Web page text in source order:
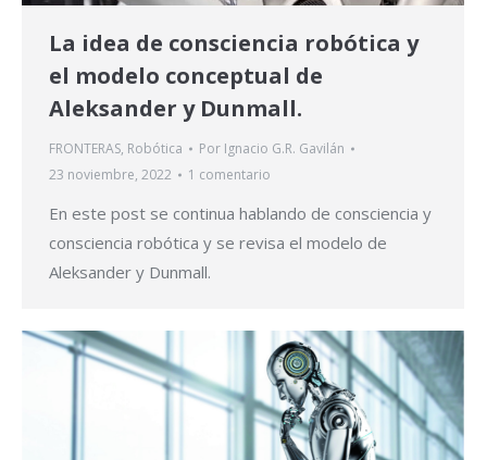
La idea de consciencia robótica y
el modelo conceptual de
Aleksander y Dunmall.
FRONTERAS, Robótica Por Ignacio G.R. Gavilán
23 noviembre, 2022
1 comentario
En este post se continua hablando de consciencia y
consciencia robótica y se revisa el modelo de
Aleksander y Dunmall.